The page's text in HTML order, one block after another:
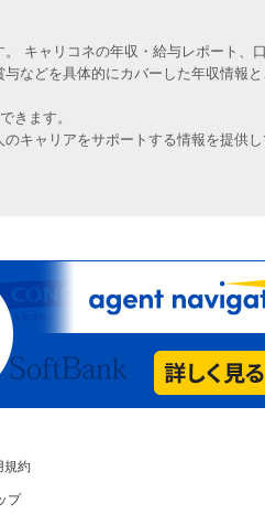
キャリコネの年収・給与レポート、
などを具体的にカバーした年収情報
きます。
キャリアをサポートする情報を提供し
規約
プ